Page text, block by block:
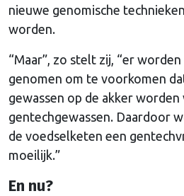
nieuwe genomische
worden.
“Maar”, zo stelt zij, “er
genomen om te voorkomen
gewassen op de akker
gentechgewassen. Daardoor
de voedselketen een
moeilijk.”
En nu?